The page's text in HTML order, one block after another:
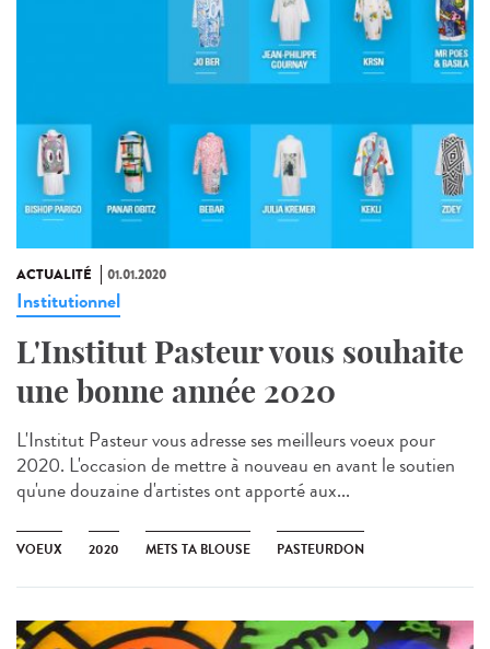
ACTUALITÉ 01.01.2020
Institutionnel
L'Institut Pasteur vous souhaite
une bonne année 2020
L'Institut Pasteur vous adresse ses meilleurs voeux pour
2020. L'occasion de mettre à nouveau en avant le soutien
qu'une douzaine d'artistes ont apporté aux...
VOEUX 2020 METS TA BLOUSE PASTEURDON